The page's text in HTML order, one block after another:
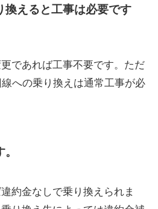
換えると工事は必要です
であれば工事不要です。ただ
への乗り換えは通常工事が必
約金なしで乗り換えられま